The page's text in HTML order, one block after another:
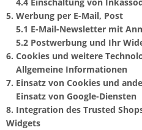
5. Werbung per E-Mail, Post
5.1 E-Mail-Newsletter mit
5.2 Postwerbung und Ihr
6. Cookies und weitere
Allgemeine Informationen
7. Einsatz von Cookies und
Einsatz von Google-Diensten
8. Integration des Trusted
Widgets